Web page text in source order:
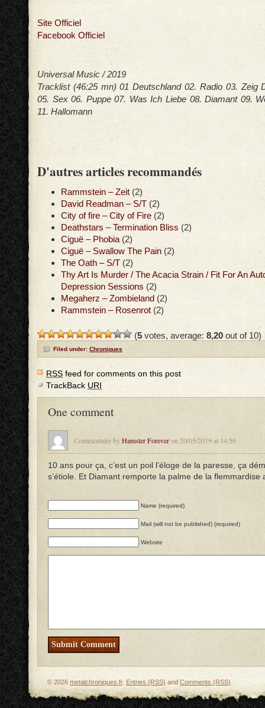
Site Officiel
Facebook Officiel
Universal Music / 2019
Tracklist (46:25 mn) 01 Deutschland 02. Radio 03. Zeig
05. Sex 06. Puppe 07. Was Ich Liebe 08. Diamant 09.
11. Hallomann
D'autres articles recommandés
Rammstein – Zeit (2)
David Readman – S/T (2)
City of fire – City of Fire (2)
Deathstars – Termination Bliss (2)
Ciguë – Phobia (2)
Ciguë – Swallow The Pain (2)
The Oath – S/T (2)
Thy Art Is Murder / The Acacia Strain / Fit For An
Depression Sessions (2)
Megaherz – Zombieland (2)
Rammstein – Rosenrot (2)
(5 votes, average: 8,20 out of 10)
Filed under: Chroniques
RSS feed for comments on this post
TrackBack URI
One comment
Commentaire byHamster Foreveron 20/05/2019 at 14:50
10 ans pour ça, c’est un poil l’éloge de la paresse, ça
s’étiole. Et Diamant remporte la palme de la flemmardise
Name (required)
Mail (will not be published) (required)
Website
© 2026 metalchroniques.fr. Entries (RSS) and Comments (RSS)